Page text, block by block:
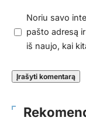
Noriu savo
pašto adresą
iš naujo, kai